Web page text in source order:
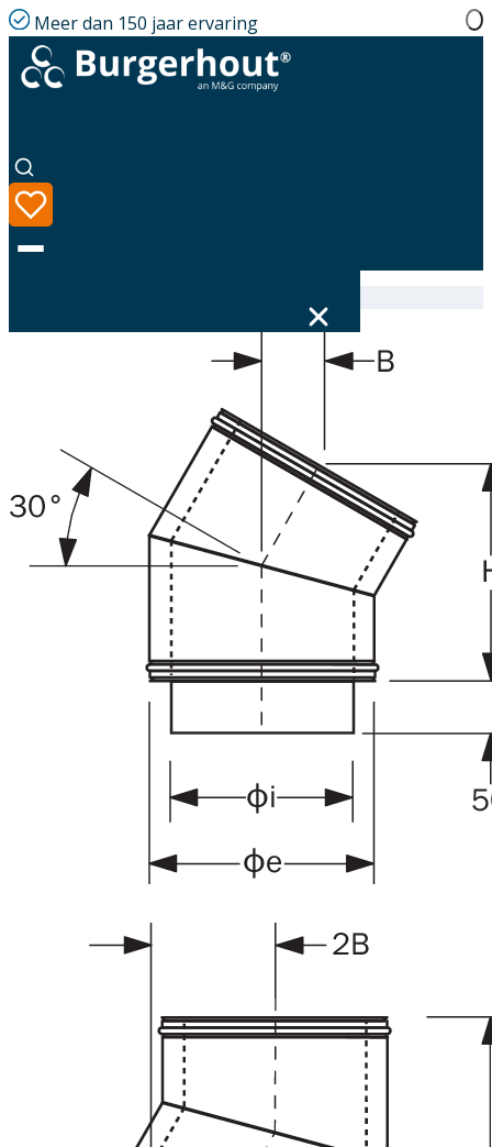
Meer dan 150 jaar ervaring
Oplossingen
Downloads